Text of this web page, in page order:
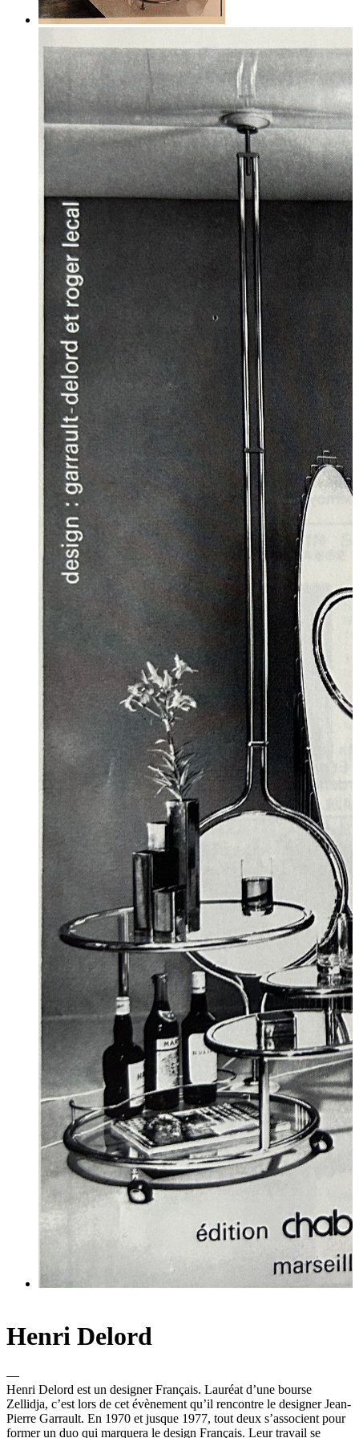
Henri Delord
—
Henri Delord est un designer Français. Lauréat d’une bourse
Zellidja, c’est lors de cet évènement qu’il rencontre le designer Jean-
Pierre Garrault. En 1970 et jusque 1977, tout deux s’associent pour
former un duo qui marquera le design Français. Leur travail se